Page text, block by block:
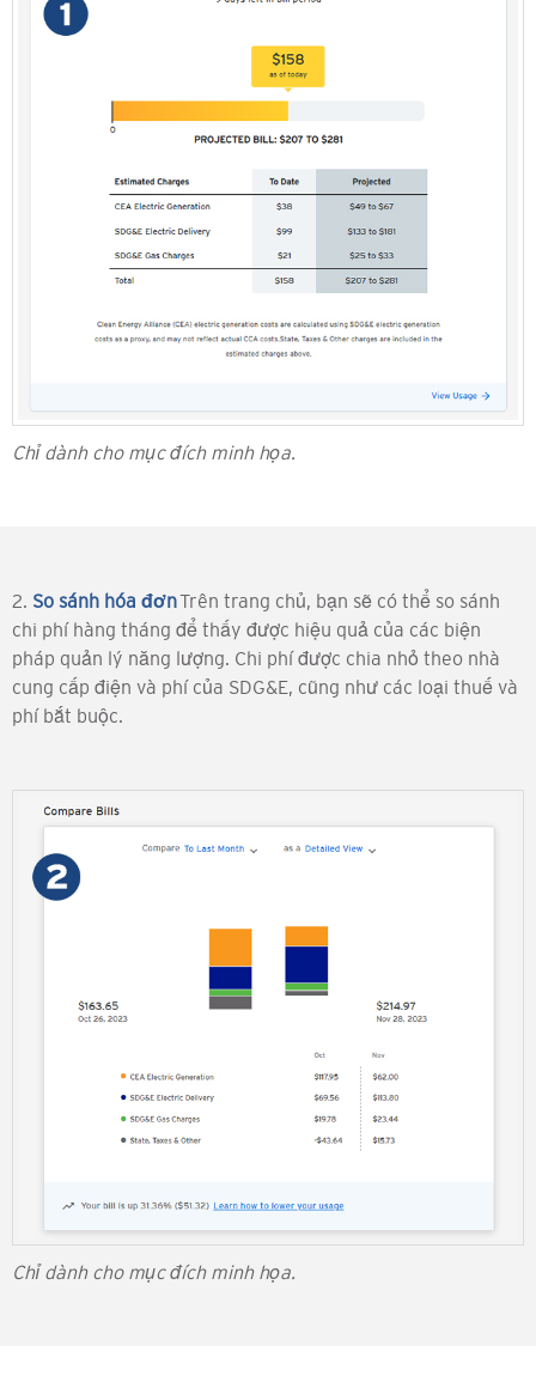
Chỉ dành cho mục đích minh họa.
2. So sánh hóa đơnTrên trang chủ, bạn sẽ có thể so sánh
chi phí hàng tháng để thấy được hiệu quả của các biện
pháp quản lý năng lượng. Chi phí được chia nhỏ theo nhà
cung cấp điện và phí của SDG&E, cũng như các loại thuế và
phí bắt buộc.
Chỉ dành cho mục đích minh họa.